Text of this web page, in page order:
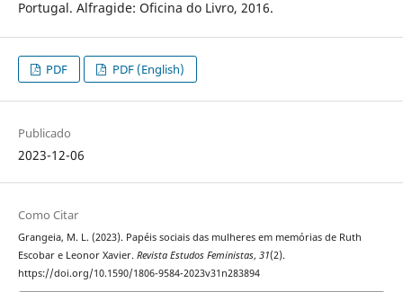
Portugal. Alfragide: Oficina do Livro, 2016.
PDF PDF (English)
Publicado
2023-12-06
Como Citar
Grangeia, M. L. (2023). Papéis sociais das mulheres em memórias de Ruth
Escobar e Leonor Xavier. Revista Estudos Feministas, 31(2).
https://doi.org/10.1590/1806-9584-2023v31n283894